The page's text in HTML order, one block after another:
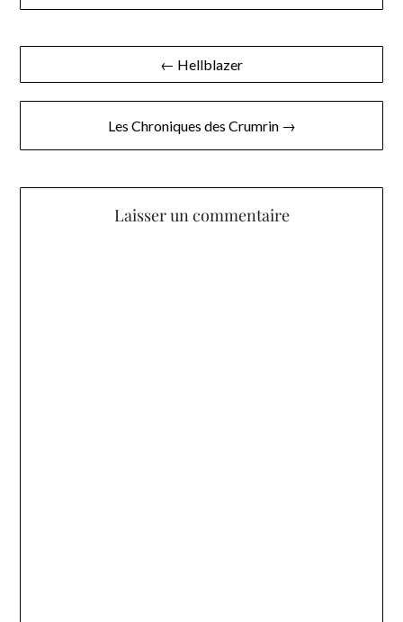
Navigation
de
← Hellblazer
Les Chroniques des Crumrin →
Laisser un commentaire